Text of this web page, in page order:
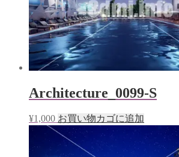
Architecture_0099-S
¥1,000 お買い物カゴに追加